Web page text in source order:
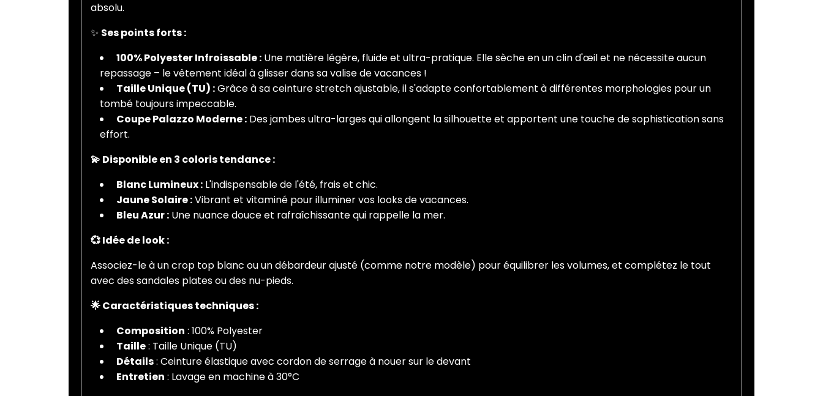
absolu.
✨ Ses points forts :
100% Polyester Infroissable : Une matière légère, fluide et ultra-pratique. Elle sèche en un clin d'œil et ne nécessite aucun
repassage – le vêtement idéal à glisser dans sa valise de vacances !
Taille Unique (TU) :Grâce à sa ceinture stretch ajustable, il s'adapte confortablement à différentes morphologies pour un
tombé toujours impeccable.
Coupe Palazzo Moderne : Des jambes ultra-larges qui allongent la silhouette et apportent une touche de sophistication sans
effort.
💫 Disponible en 3 coloris tendance :
Blanc Lumineux : L'indispensable de l'été, frais et chic.
Jaune Solaire :Vibrant et vitaminé pour illuminer vos looks de vacances.
Bleu Azur : Une nuance douce et rafraîchissante qui rappelle la mer.
💞 Idée de look :
Associez-le à un crop top blanc ou un débardeur ajusté (comme notre modèle) pour équilibrer les volumes, et complétez le tout
avec des sandales plates ou des nu-pieds.
🌟 Caractéristiques techniques :
Composition : 100% Polyester
Taille: Taille Unique (TU)
Détails: Ceinture élastique avec cordon de serrage à nouer sur le devant
Entretien : Lavage en machine à 30°C